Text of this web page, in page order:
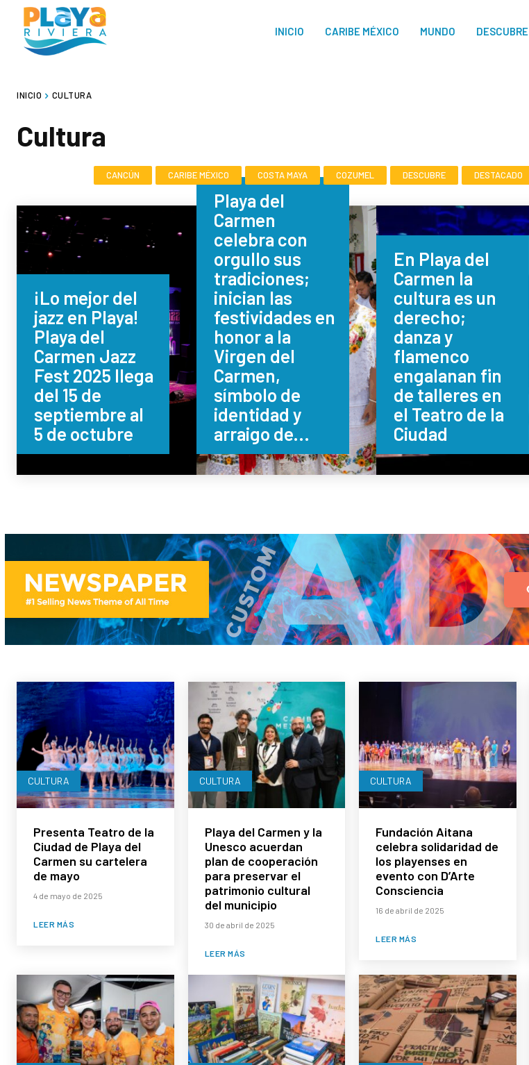
INICIO CARIBE MÉXICO MUNDO DESCUBRE
INICIO CULTURA
Cultura
CANCÚN CARIBE MÉXICO COSTA MAYA COZUMEL DESCUBRE DESTACADO
¡Lo mejor del
jazz en Playa!
Playa del
Carmen Jazz
Fest 2025 llega
del 15 de
septiembre al
5 de octubre
Playa del
Carmen
celebra con
orgullo sus
tradiciones;
inician las
festividades en
honor a la
Virgen del
Carmen,
símbolo de
identidad y
arraigo de...
En Playa del
Carmen la
cultura es un
derecho;
danza y
flamenco
engalanan fin
de talleres en
el Teatro de la
Ciudad
CULTURA
Presenta Teatro de la
Ciudad de Playa del
Carmen su cartelera
de mayo
4 de mayo de 2025
LEER MÁS
CULTURA
Playa del Carmen y la
Unesco acuerdan
plan de cooperación
para preservar el
patrimonio cultural
del municipio
30 de abril de 2025
LEER MÁS
CULTURA
Fundación Aitana
celebra solidaridad de
los playenses en
evento con D’Arte
Consciencia
16 de abril de 2025
LEER MÁS